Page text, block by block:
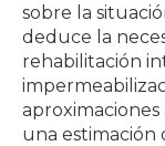
sobre la
deduce la
rehabilitación
aproximaciones
una estimación